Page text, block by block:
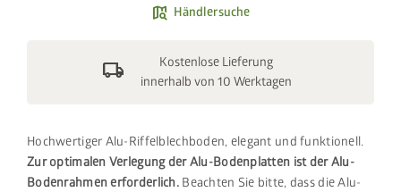
map_search Händlersuche
local_shipping
Kostenlose Lieferung
innerhalb von 10 Werktagen
Hochwertiger Alu-Riffelblechboden, elegant und funktionell.
Zur optimalen Verlegung der Alu-Bodenplatten ist der Alu-
Bodenrahmen erforderlich. Beachten Sie bitte, dass die Alu-